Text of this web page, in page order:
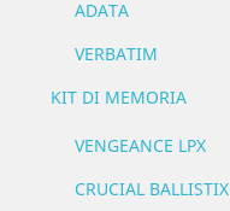
ADATA
VERBATIM
KIT DI MEMORIA
VENGEANCE LPX
CRUCIAL BALLISTIX